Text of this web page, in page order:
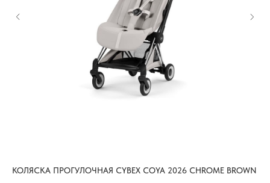
КОЛЯСКА ПРОГУЛОЧНАЯ CYBEX COYA 2026 CHROME BROWN